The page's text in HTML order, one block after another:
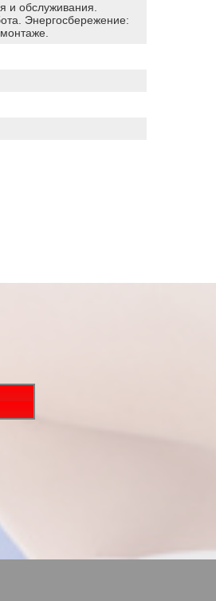
и обслуживания.
Энергосбережение: